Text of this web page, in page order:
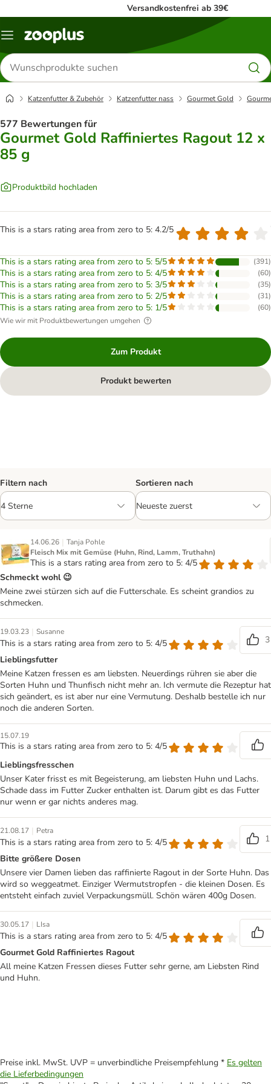
Versandkostenfrei ab 39€
Menü
Produkte
suchen
Katzenfutter & Zubehör Katzenfutter nass Gourmet Gold
577 Bewertungen für
Gourmet Gold Raffiniertes Ragout 12 x
85 g
Produktbild hochladen
This is a stars rating area from zero to 5: 4.2/5
This is a stars rating area from zero to 5: 5/5 (391)
This is a stars rating area from zero to 5: 4/5 (60)
This is a stars rating area from zero to 5: 3/5 (35)
This is a stars rating area from zero to 5: 2/5 (31)
This is a stars rating area from zero to 5: 1/5 (60)
Wie wir mit Produktbewertungen umgehen
Zum Produkt
Produkt bewerten
Filtern nach Sortieren nach
14.06.26 | Tanja Pohle
Fleisch Mix mit Gemüse (Huhn, Rind, Lamm, Truthahn)
This is a stars rating area from zero to 5: 4/5
Schmeckt wohl 😉
Meine zwei stürzen sich auf die Futterschale. Es scheint grandios zu
schmecken.
19.03.23 | Susanne
This is a stars rating area from zero to 5: 4/5
3
Lieblingsfutter
Meine Katzen fressen es am liebsten. Neuerdings rühren sie aber die
Sorten Huhn und Thunfisch nicht mehr an. Ich vermute die Rezeptur hat
sich geändert, es ist aber nur eine Vermutung. Deshalb bestelle ich nur
noch die anderen Sorten.
15.07.19
This is a stars rating area from zero to 5: 4/5
Lieblingsfresschen
Unser Kater frisst es mit Begeisterung, am liebsten Huhn und Lachs.
Schade dass im Futter Zucker enthalten ist. Darum gibt es das Futter
nur wenn er gar nichts anderes mag.
21.08.17 | Petra
This is a stars rating area from zero to 5: 4/5
1
Bitte größere Dosen
Unsere vier Damen lieben das raffinierte Ragout in der Sorte Huhn. Das
wird so weggeatmet. Einziger Wermutstropfen - die kleinen Dosen. Es
entsteht einfach zuviel Verpackungsmüll. Schön wären 400g Dosen.
30.05.17 | LIsa
This is a stars rating area from zero to 5: 4/5
Gourmet Gold Raffiniertes Ragout
All meine Katzen Fressen dieses Futter sehr gerne, am Liebsten Rind
und Huhn.
Preise inkl. MwSt. UVP = unverbindliche Preisempfehlung * Es gelten
die Lieferbedingungen